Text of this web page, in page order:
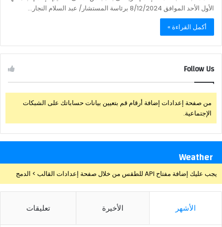
الأول الأحد الموافق 8/12/2024 برئاسة المستشار/ عبد السلام النجار…
أكمل القراءة »
Follow Us
من صفحة إعدادات إضافة أرقام قم بتعيين بيانات حساباتك على الشبكات
الإجتماعية.
Weather
يجب عليك إضافة مفتاح API للطقس من خلال صفحة إعدادات القالب > الدمج
الأشهر الأخيرة تعليقات